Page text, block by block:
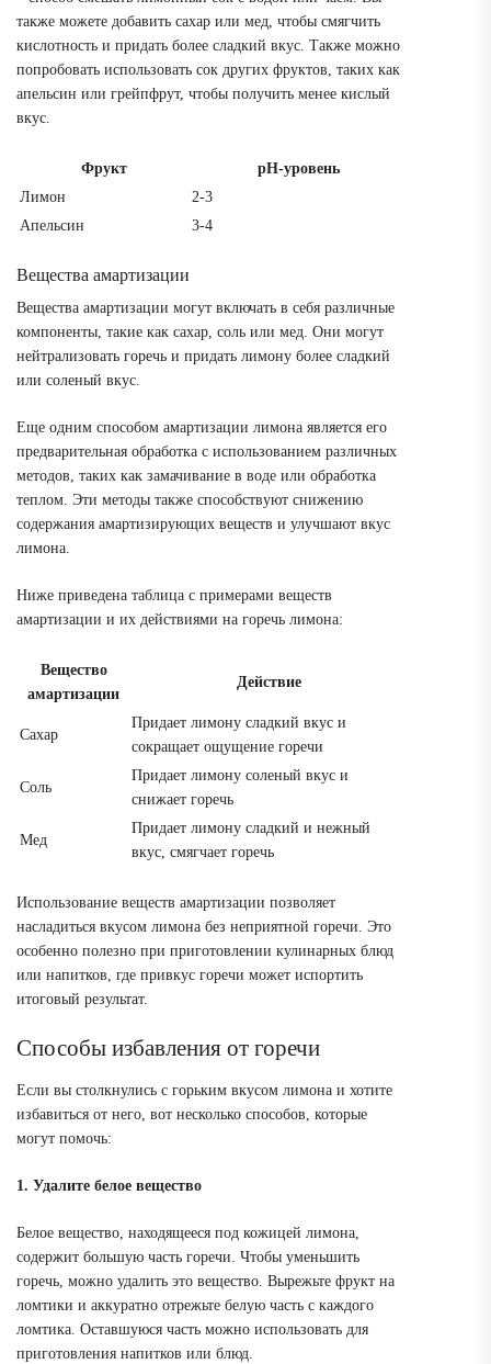
также можете добавить сахар или мед, чтобы смягчить
кислотность и придать более сладкий вкус. Также можно
попробовать использовать сок других фруктов, таких как
апельсин или грейпфрут, чтобы получить менее кислый
вкус.
Фрукт
pH-уровень
Лимон
2-3
Апельсин
3-4
Вещества амартизации
Вещества амартизации могут включать в себя различные
компоненты, такие как сахар, соль или мед. Они могут
нейтрализовать горечь и придать лимону более сладкий
или соленый вкус.
Еще одним способом амартизации лимона является его
предварительная обработка с использованием различных
методов, таких как замачивание в воде или обработка
теплом. Эти методы также способствуют снижению
содержания амартизирующих веществ и улучшают вкус
лимона.
Ниже приведена таблица с примерами веществ
амартизации и их действиями на горечь лимона:
Вещество
амартизации
Действие
Сахар
Придает лимону сладкий вкус и
сокращает ощущение горечи
Соль
Придает лимону соленый вкус и
снижает горечь
Мед
Придает лимону сладкий и нежный
вкус, смягчает горечь
Использование веществ амартизации позволяет
насладиться вкусом лимона без неприятной горечи. Это
особенно полезно при приготовлении кулинарных блюд
или напитков, где привкус горечи может испортить
итоговый результат.
Способы избавления от горечи
Если вы столкнулись с горьким вкусом лимона и хотите
избавиться от него, вот несколько способов, которые
могут помочь:
1. Удалите белое вещество
Белое вещество, находящееся под кожицей лимона,
содержит большую часть горечи. Чтобы уменьшить
горечь, можно удалить это вещество. Вырежьте фрукт на
ломтики и аккуратно отрежьте белую часть с каждого
ломтика. Оставшуюся часть можно использовать для
приготовления напитков или блюд.